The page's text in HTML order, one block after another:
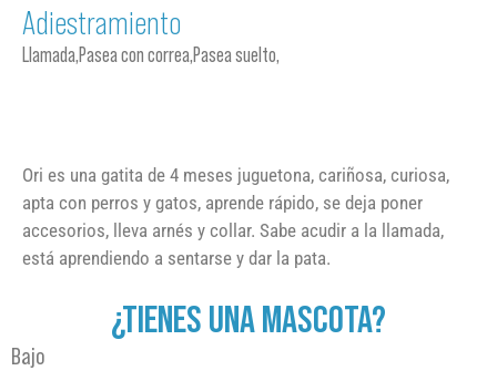
Adiestramiento
Llamada,Pasea con correa,Pasea suelto,
Ori es una gatita de 4 meses juguetona, cariñosa, curiosa,
apta con perros y gatos, aprende rápido, se deja poner
accesorios, lleva arnés y collar. Sabe acudir a la llamada,
está aprendiendo a sentarse y dar la pata.
¿TIENES UNA MASCOTA?
Bajo